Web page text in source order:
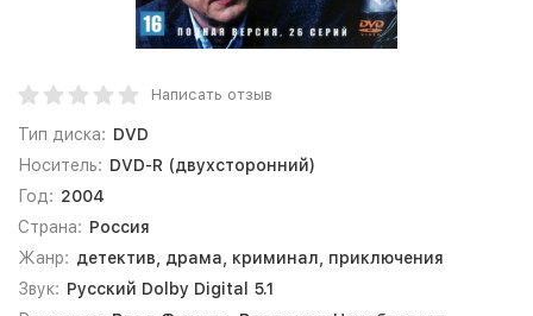
Написать отзыв
Тип диска: DVD
Носитель: DVD-R (двухсторонний)
Год: 2004
Страна: Россия
Жанр: детектив, драма, криминал, приключения
Звук: Русский Dolby Digital 5.1